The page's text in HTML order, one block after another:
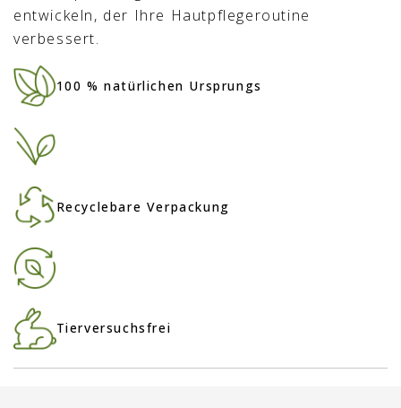
entwickeln, der Ihre Hautpflegeroutine
verbessert.
100 % natürlichen Ursprungs
Recyclebare Verpackung
Tierversuchsfrei